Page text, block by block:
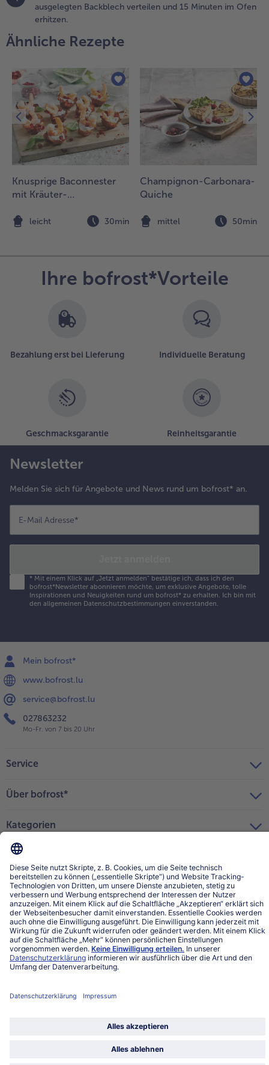
einem
15
im
ausgelegten Backblech verteilen und 15 Minuten im Ofen
erhitzen.
Ähnliche Rezepte
Knusprige Baconnester
mit Kräuter-
und Granatapfel
leicht 30min
Champignon-Carbonara-
Quiche
mittel 50min
Ihre bofrost*Vorteile
Bezahlung erst bei Lieferung Individuelle Beratung
Geschmacksgarantie Reinheitsgarantie
Newsletter
Melden Sie sich für Angebote und News rund um bofrost* an.
E-Mail Adresse*
* Mit einem Klick auf „Jetzt anmelden" bestätige ich, dass ich den
bofrost*Newsletter abonnieren möchte, um exklusive Angebote, tolle
Inspirationen und Neuigkeiten rund um bofrost* zu erhalten. Ich bin mit
den allgemeinen Datenschutzbestimmungen einverstanden.
Mein bofrost*
www.bofrost.lu
service@bofrost.lu
027863232
Mo-Fr. von 7 bis 20 Uhr
Service
Über bofrost*
Kategorien